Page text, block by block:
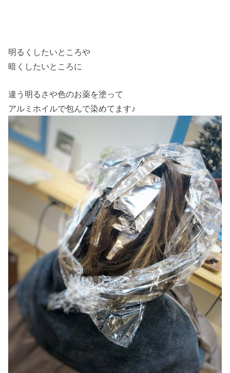
明るくしたいところや
暗くしたいところに
違う明るさや色のお薬を塗って
アルミホイルで包んで染めてます♪